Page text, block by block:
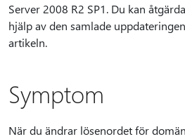
Server 2008 R2 SP1. Du kan
hjälp av den samlade
artikeln.
Symptom
När du ändrar lösenordet för